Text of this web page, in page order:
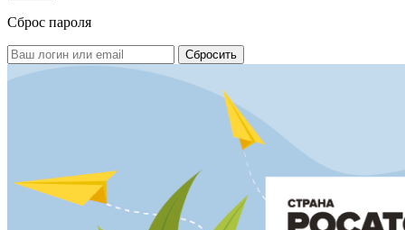
Сброс пароля